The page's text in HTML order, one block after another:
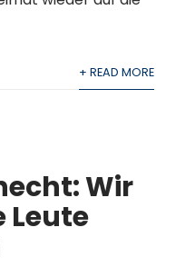
+ READ MORE
Wir
Leute